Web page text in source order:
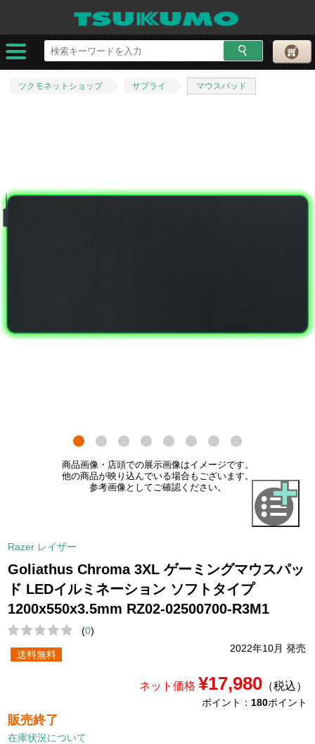
ツクモネットショップ サプライ マウスパッド
商品画像・店頭での展示画像はイメージです。
他の商品が映り込んでいる場合もございます。
参考画像としてご確認ください。
Razer レイザー
Goliathus Chroma 3XL ゲーミングマウスパッ
ド LEDイルミネーション ソフトタイプ
1200x550x3.5mm RZ02-02500700-R3M1
(0)
2022年10月 発売
送料無料
ネット価格 ¥17,980（税込）
ポイント： 180ポイント
販売終了
在庫状況について